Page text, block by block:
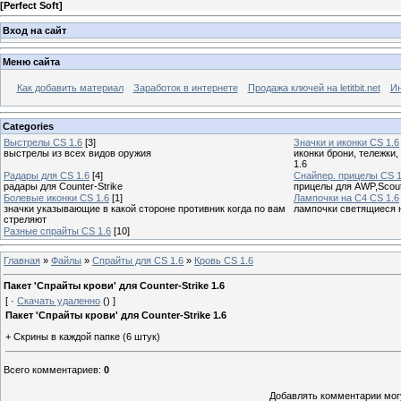
[Perfect Soft]
Вход на сайт
Меню сайта
Как добавить материал Заработок в интернете Продажа ключей на letitbit.net
Categories
Выстрелы CS 1.6 [3]
выстрелы из всех видов оружия
Значки и иконки CS 1.6
иконки брони,
1.6
Радары для CS 1.6 [4]
радары для Counter-Strike
Снайпер. прицелы CS
прицелы для
Болевые иконки CS 1.6 [1]
значки указывающие в какой стороне противник когда по вам
стреляют
Лампочки на C4 CS 1.6
лампочки светящиеся
Разные спрайты CS 1.6 [10]
Главная » Файлы » Спрайты для CS 1.6 » Кровь CS 1.6
Пакет 'Спрайты крови' для Counter-Strike 1.6
[ · Скачать удаленно () ]
Пакет 'Спрайты крови' для Counter-Strike 1.6
+ Скрины в каждой папке (6 штук)
Всего комментариев: 0
Добавлять комментарии